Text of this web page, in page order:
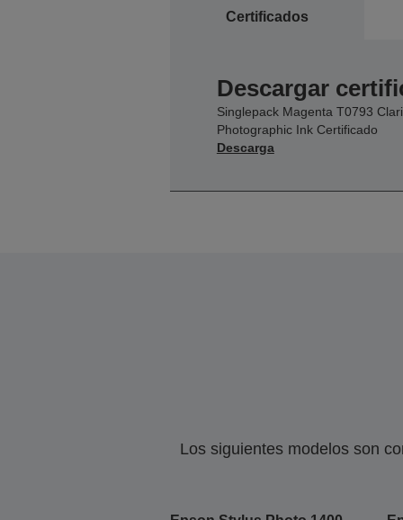
Certificados
Descargar
Singlepack Magenta T0793
Photographic Ink Certificado
Descarga
Los siguientes modelos son